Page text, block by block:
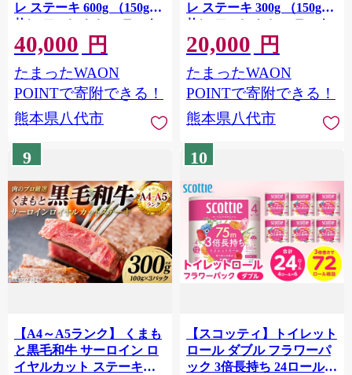
レ ステーキ 600g （150g×4
枚） フィレ ヒレステーキ
フィレステーキ 和牛ステ
ーキ 牛肉 お肉 黒毛和牛 冷
凍 小分け 焼肉 BBQ おか
ず 熊本県 八代市
40,000 円
たまったWAON
POINTで寄附できる！
熊本県八代市
レ ステーキ 300g （150g×2
枚） フィレ ヒレステーキ
フィレステーキ 和牛ステ
ーキ 牛肉 お肉 黒毛和牛 冷
凍 小分け 焼肉 BBQ おか
ず 熊本県 八代市
20,000 円
たまったWAON
POINTで寄附できる！
熊本県八代市
9
【A4～A5ランク】 くまも
と黒毛和牛 サーロイン ロ
イヤルカット ステーキ
10
【スコッティ】トイレット
ロール ダブル フラワーパ
ック 3倍長持ち 24ロール